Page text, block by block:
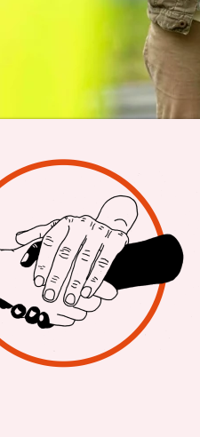
VonRalf Pauli
Mehrfach hat die
dafür heftige Kritik
Fahrplan fest: Wie
bestätigten,
erst nach der